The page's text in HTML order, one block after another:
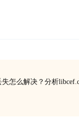
怎么解决？分析